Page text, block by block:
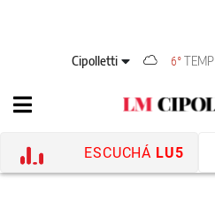
Cipolletti 6°TEMP
ESCUCHÁ LU5